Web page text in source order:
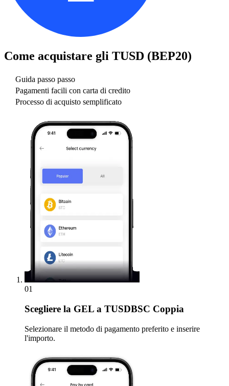
Come acquistare gli TUSD (BEP20)
Guida passo passo
Pagamenti facili con carta di credito
Processo di acquisto semplificato
01
Scegliere la GEL a TUSDBSC Coppia
Selezionare il metodo di pagamento preferito e inserire
l'importo.